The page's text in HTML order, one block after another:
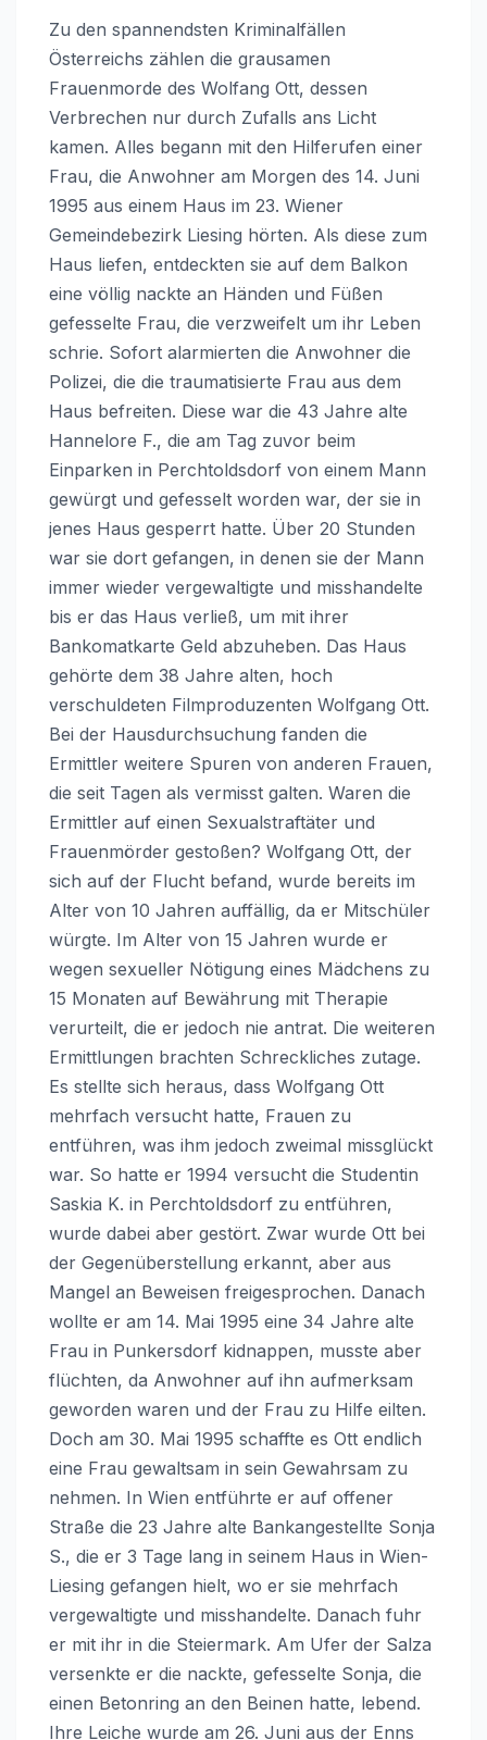
Zu den spannendsten Kriminalfällen
Österreichs zählen die grausamen
Frauenmorde des Wolfang Ott, dessen
Verbrechen nur durch Zufalls ans Licht
kamen. Alles begann mit den Hilferufen einer
Frau, die Anwohner am Morgen des 14. Juni
1995 aus einem Haus im 23. Wiener
Gemeindebezirk Liesing hörten. Als diese zum
Haus liefen, entdeckten sie auf dem Balkon
eine völlig nackte an Händen und Füßen
gefesselte Frau, die verzweifelt um ihr Leben
schrie. Sofort alarmierten die Anwohner die
Polizei, die die traumatisierte Frau aus dem
Haus befreiten. Diese war die 43 Jahre alte
Hannelore F., die am Tag zuvor beim
Einparken in Perchtoldsdorf von einem Mann
gewürgt und gefesselt worden war, der sie in
jenes Haus gesperrt hatte. Über 20 Stunden
war sie dort gefangen, in denen sie der Mann
immer wieder vergewaltigte und misshandelte
bis er das Haus verließ, um mit ihrer
Bankomatkarte Geld abzuheben. Das Haus
gehörte dem 38 Jahre alten, hoch
verschuldeten Filmproduzenten Wolfgang Ott.
Bei der Hausdurchsuchung fanden die
Ermittler weitere Spuren von anderen Frauen,
die seit Tagen als vermisst galten. Waren die
Ermittler auf einen Sexualstraftäter und
Frauenmörder gestoßen? Wolfgang Ott, der
sich auf der Flucht befand, wurde bereits im
Alter von 10 Jahren auffällig, da er Mitschüler
würgte. Im Alter von 15 Jahren wurde er
wegen sexueller Nötigung eines Mädchens zu
15 Monaten auf Bewährung mit Therapie
verurteilt, die er jedoch nie antrat. Die weiteren
Ermittlungen brachten Schreckliches zutage.
Es stellte sich heraus, dass Wolfgang Ott
mehrfach versucht hatte, Frauen zu
entführen, was ihm jedoch zweimal missglückt
war. So hatte er 1994 versucht die Studentin
Saskia K. in Perchtoldsdorf zu entführen,
wurde dabei aber gestört. Zwar wurde Ott bei
der Gegenüberstellung erkannt, aber aus
Mangel an Beweisen freigesprochen. Danach
wollte er am 14. Mai 1995 eine 34 Jahre alte
Frau in Punkersdorf kidnappen, musste aber
flüchten, da Anwohner auf ihn aufmerksam
geworden waren und der Frau zu Hilfe eilten.
Doch am 30. Mai 1995 schaffte es Ott endlich
eine Frau gewaltsam in sein Gewahrsam zu
nehmen. In Wien entführte er auf offener
Straße die 23 Jahre alte Bankangestellte Sonja
S., die er 3 Tage lang in seinem Haus in Wien-
Liesing gefangen hielt, wo er sie mehrfach
vergewaltigte und misshandelte. Danach fuhr
er mit ihr in die Steiermark. Am Ufer der Salza
versenkte er die nackte, gefesselte Sonja, die
einen Betonring an den Beinen hatte, lebend.
Ihre Leiche wurde am 26. Juni aus der Enns